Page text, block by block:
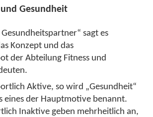
und Gesundheit
Gesundheitspartner“ sagt es
Konzept und das
der Abteilung Fitness und
Aktive, so wird „Gesundheit“
eines der Hauptmotive benannt.
Inaktive geben mehrheitlich an,